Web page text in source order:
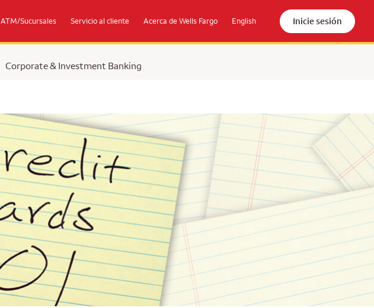
ATM/Sucursales Servicio al cliente Acerca de Wells Fargo English Inicie sesión
Corporate & Investment Banking